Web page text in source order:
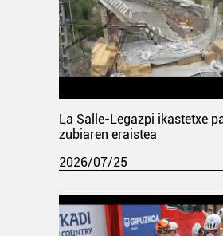
La Salle-Legazpi ikastetxe
zubiaren eraistea
2026/07/25